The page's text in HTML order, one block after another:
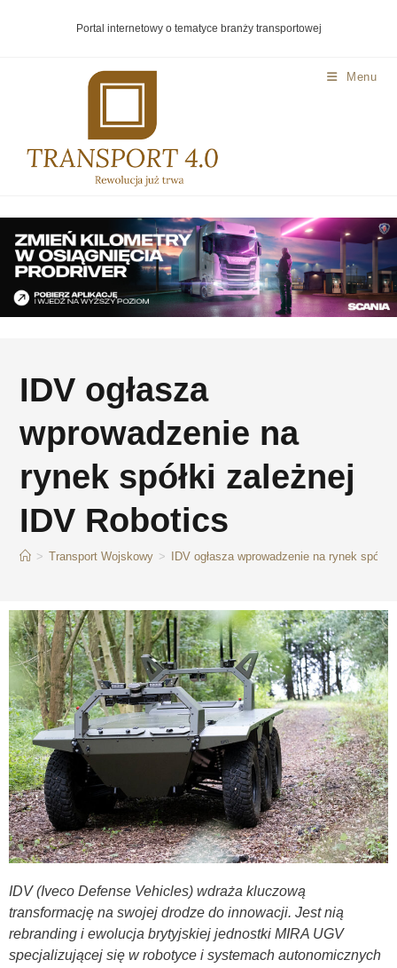
Portal internetowy o tematyce branży transportowej
Menu
IDV ogłasza
wprowadzenie na
rynek spółki zależnej
IDV Robotics
> Transport Wojskowy > IDV ogłasza wprowadzenie na rynek
IDV (Iveco Defense Vehicles) wdraża kluczową
transformację na swojej drodze do innowacji. Jest nią
rebranding i ewolucja brytyjskiej jednostki MIRA UGV
specjalizującej się w robotyce i systemach autonomicznych